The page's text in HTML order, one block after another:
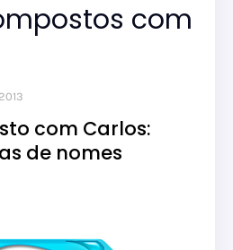
com
com Carlos:
de nomes